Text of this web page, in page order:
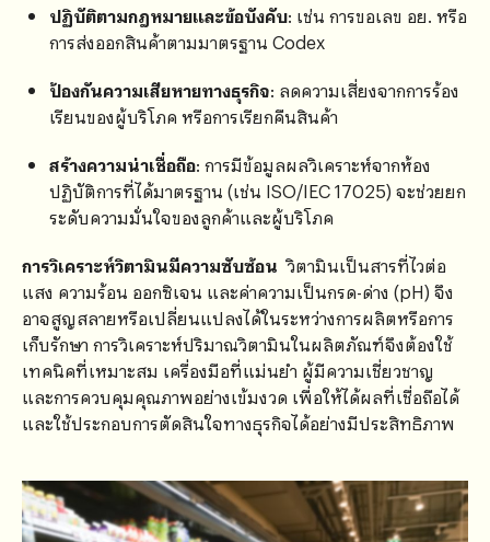
ปฏิบัติตามกฎหมายและข้อบังคับ: เช่น การขอเลข อย. หรือ
การส่งออกสินค้าตามมาตรฐาน Codex
ป้องกันความเสียหายทางธุรกิจ: ลดความเสี่ยงจากการร้อง
เรียนของผู้บริโภค หรือการเรียกคืนสินค้า
สร้างความน่าเชื่อถือ: การมีข้อมูลผลวิเคราะห์จากห้อง
ปฏิบัติการที่ได้มาตรฐาน (เช่น ISO/IEC 17025) จะช่วยยก
ระดับความมั่นใจของลูกค้าและผู้บริโภค
การวิเคราะห์วิตามินมีความซับซ้อนวิตามินเป็นสารที่ไวต่อ
แสง ความร้อน ออกซิเจน และค่าความเป็นกรด-ด่าง (pH) จึง
อาจสูญสลายหรือเปลี่ยนแปลงได้ในระหว่างการผลิตหรือการ
เก็บรักษา การวิเคราะห์ปริมาณวิตามินในผลิตภัณฑ์จึงต้องใช้
เทคนิคที่เหมาะสม เครื่องมือที่แม่นยำ ผู้มีความเชี่ยวชาญ
และการควบคุมคุณภาพอย่างเข้มงวด เพื่อให้ได้ผลที่เชื่อถือได้
และใช้ประกอบการตัดสินใจทางธุรกิจได้อย่างมีประสิทธิภาพ